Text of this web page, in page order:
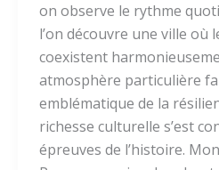
on observe le rythme
l’on découvre une ville où
coexistent
atmosphère particulière
emblématique de la
richesse culturelle s’est
épreuves de l’histoire.